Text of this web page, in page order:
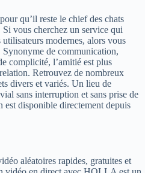
qu’il reste le chief des chats
vous cherchez un service qui
modernes, alors vous
Synonyme de communication,
complicité, l’amitié est plus
Retrouvez de nombreux
divers et variés. Un lieu de
sans interruption et sans prise de
disponible directement depuis
aléatoires rapides, gratuites et